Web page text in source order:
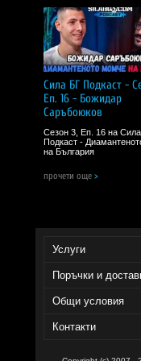
Доставчик на
Уебсайт на
Термогенната
повишава енергията и
ПРЕПОРЪЧВАМ!
Галя| 27
За тази цена свали 10
впечатляващо.
Сила БГ Подкаст -
Еп. 16 - Божидар
Саръбоюков
Сезон 3, Еп. 16 на
Подкаст -
на България
прочети още >
Услуги
Поръчки и
Общи условия
Контакти